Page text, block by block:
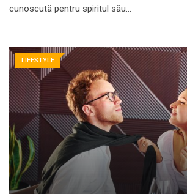
cunoscută pentru spiritul său…
LIFESTYLE